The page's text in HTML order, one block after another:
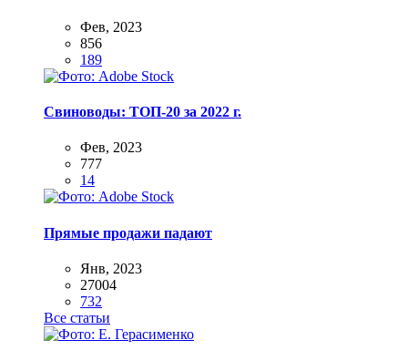
Фев, 2023
856
189
Свиноводы: ТОП-20 за 2022 г.
Фев, 2023
777
14
Прямые продажи падают
Янв, 2023
27004
732
Все статьи